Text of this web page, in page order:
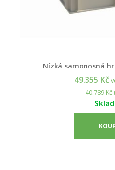
Nízká samonosná
49.355 Kč
40.789 Kč